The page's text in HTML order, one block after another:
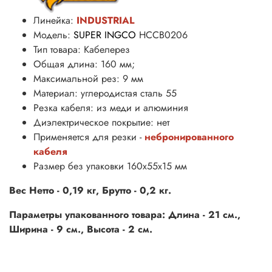
Линейка: INDUSTRIAL
Модель: SUPER INGCO HCCB0206
Тип товара: Кабелерез
Общая длина: 160 мм;
Максимальной рез: 9 мм
Материал: углеродистая сталь 55
Резка кабеля: из меди и алюминия
Диэлектрическое покрытие: нет
Применяется для резки - небронированного
кабеля
Размер без упаковки 160х55х15 мм
Вес Нетто - 0,19 кг, Брутто - 0,2 кг.
Параметры упакованного товара: Длина - 21 см.,
Ширина - 9 см., Высота - 2 см.